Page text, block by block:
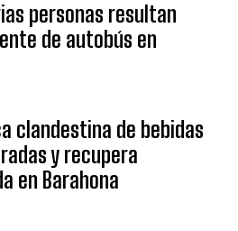
personas resultan
de autobús en
clandestina de bebidas
y recupera
en Barahona